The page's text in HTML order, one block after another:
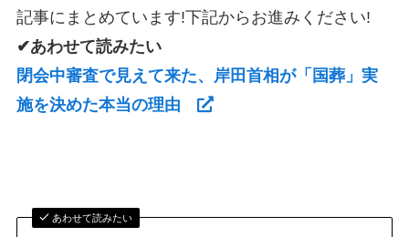
記事にまとめています!下記からお進みください!
✔あわせて読みたい
閉会中審査で見えて来た、岸田首相が「国葬」実
施を決めた本当の理由
あわせて読みたい